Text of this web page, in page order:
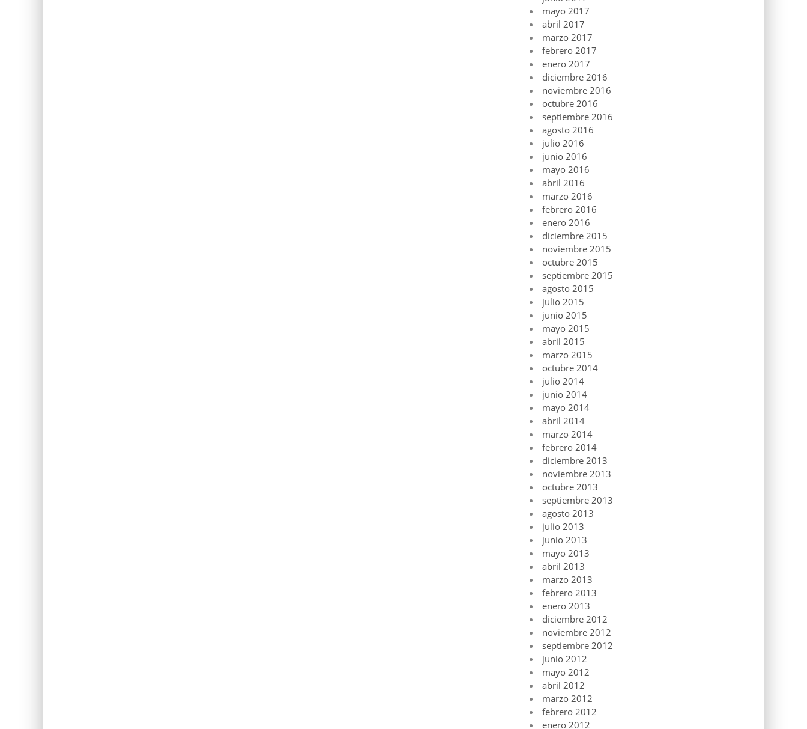
mayo 2017
abril 2017
marzo 2017
febrero 2017
enero 2017
diciembre 2016
noviembre 2016
octubre 2016
septiembre 2016
agosto 2016
julio 2016
junio 2016
mayo 2016
abril 2016
marzo 2016
febrero 2016
enero 2016
diciembre 2015
noviembre 2015
octubre 2015
septiembre 2015
agosto 2015
julio 2015
junio 2015
mayo 2015
abril 2015
marzo 2015
octubre 2014
julio 2014
junio 2014
mayo 2014
abril 2014
marzo 2014
febrero 2014
diciembre 2013
noviembre 2013
octubre 2013
septiembre 2013
agosto 2013
julio 2013
junio 2013
mayo 2013
abril 2013
marzo 2013
febrero 2013
enero 2013
diciembre 2012
noviembre 2012
septiembre 2012
junio 2012
mayo 2012
abril 2012
marzo 2012
febrero 2012
enero 2012